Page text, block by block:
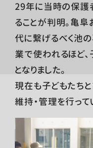
29年に当時の保護
ることが判明。亀
代に繋げるべく池
業で使われるほど
となりました。
現在も子どもたち
維持・管理を行って